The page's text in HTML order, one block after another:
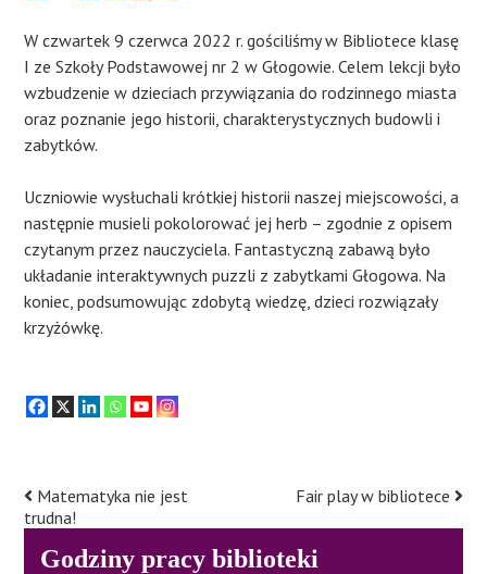
W czwartek 9 czerwca 2022 r. gościliśmy w Bibliotece klasę
I ze Szkoły Podstawowej nr 2 w Głogowie. Celem lekcji było
wzbudzenie w dzieciach przywiązania do rodzinnego miasta
oraz poznanie jego historii, charakterystycznych budowli i
zabytków.
Uczniowie wysłuchali krótkiej historii naszej miejscowości, a
następnie musieli pokolorować jej herb – zgodnie z opisem
czytanym przez nauczyciela. Fantastyczną zabawą było
układanie interaktywnych puzzli z zabytkami Głogowa. Na
koniec, podsumowując zdobytą wiedzę, dzieci rozwiązały
krzyżówkę.
Post
navigation
Matematyka nie jest
trudna!
Fair play w bibliotece
Godziny pracy biblioteki